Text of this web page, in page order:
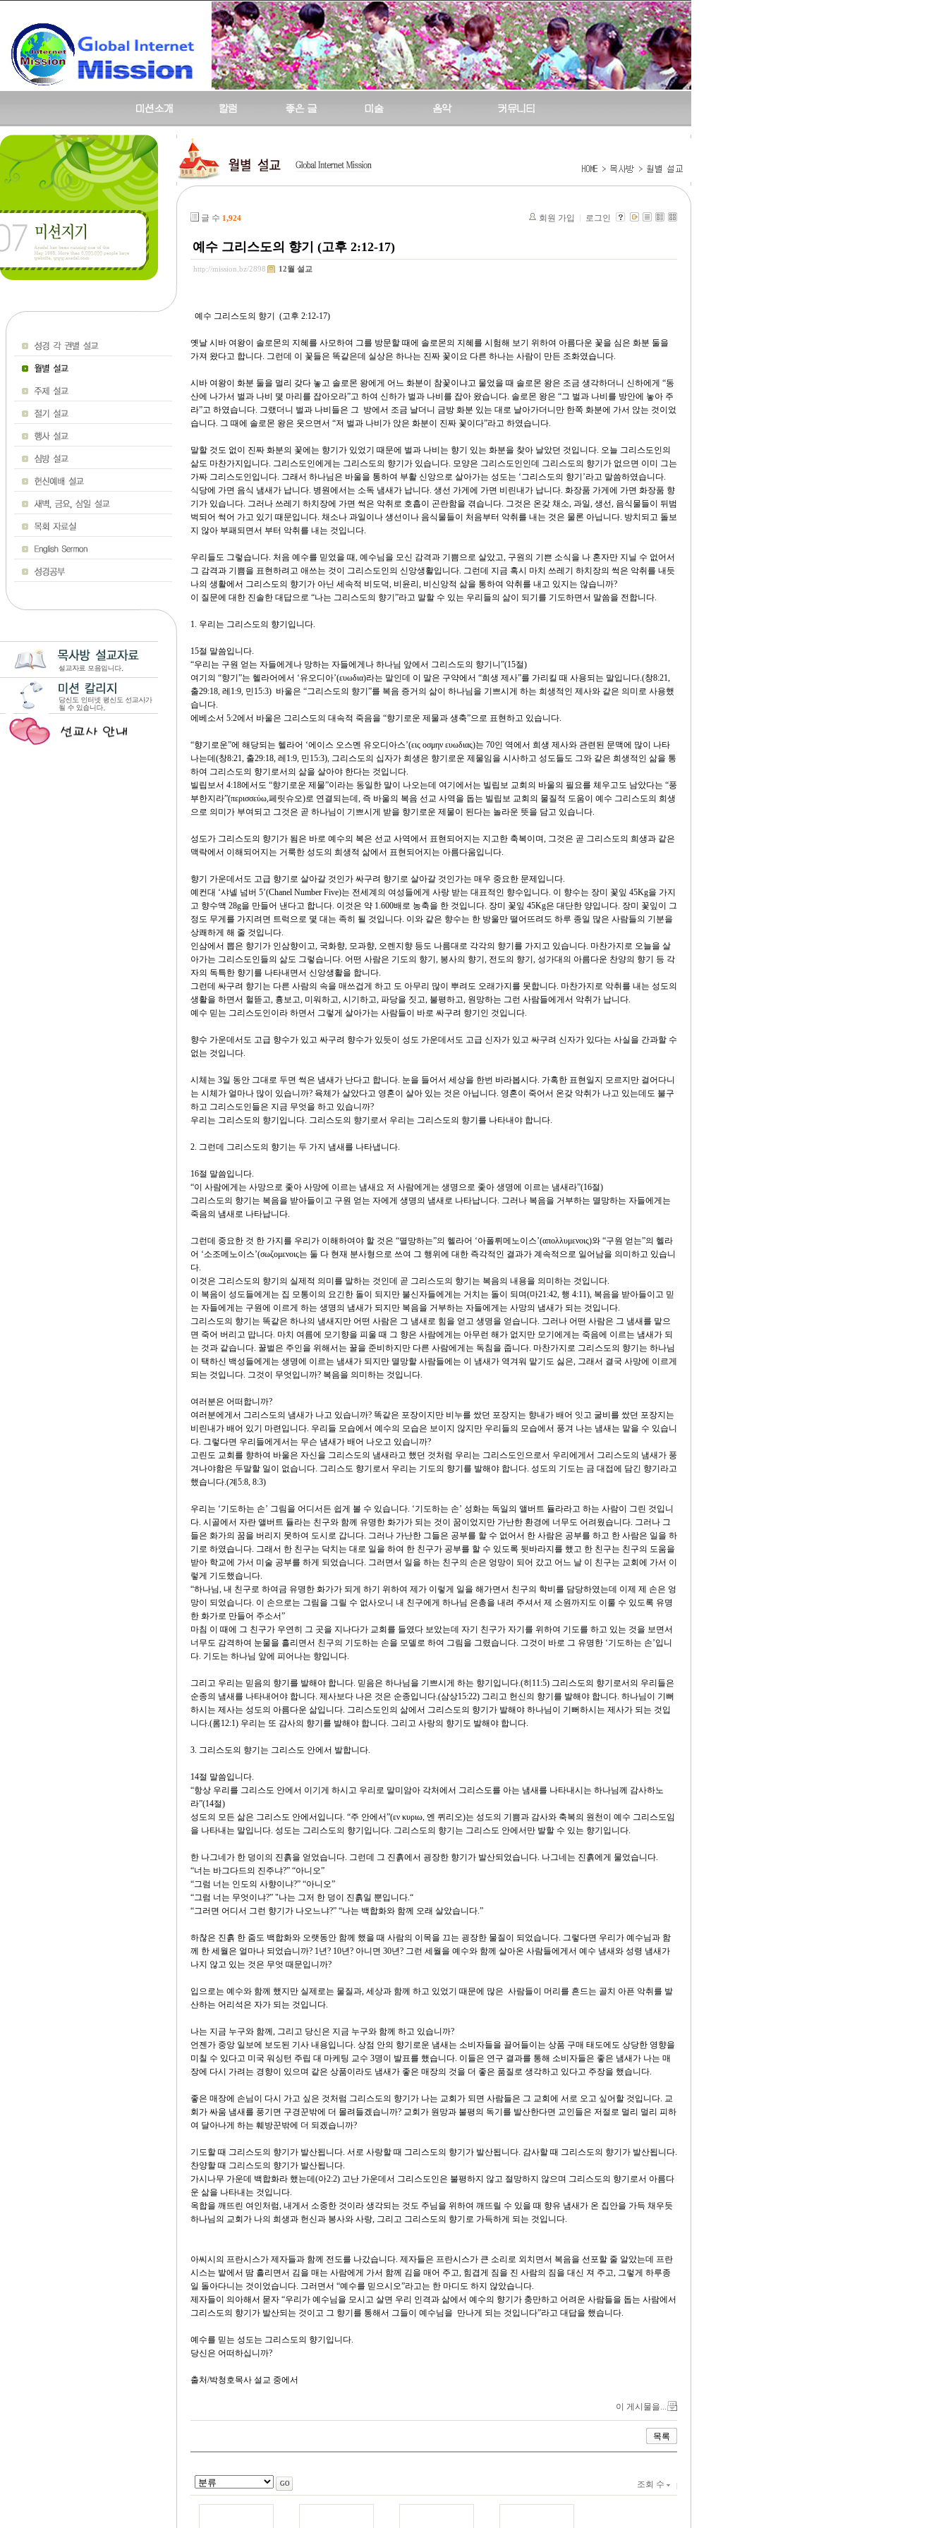
글 수 1,924 회원 가입 로그인
예수 그리스도의 향기 (고후 2:12-17)
http://mission.bz/2898 12월 설교
예수 그리스도의 향기 (고후 2:12-17)
옛날 시바 여왕이 솔로몬의 지혜를 사모하여 그를 방문할 때에 솔로몬의 지혜를 시험해 보기 위하여 아름다운 꽃을 심은 화분 둘을
가져 왔다고 합니다. 그런데 이 꽃들은 똑같은데 실상은 하나는 진짜 꽃이요 다른 하나는 사람이 만든 조화였습니다.
시바 여왕이 화분 둘을 멀리 갖다 놓고 솔로몬 왕에게 어느 화분이 참꽃이냐고 물었을 때 솔로몬 왕은 조금 생각하더니 신하에게 “동
산에 나가서 벌과 나비 몇 마리를 잡아오라”고 하여 신하가 벌과 나비를 잡아 왔습니다. 솔로몬 왕은 “그 벌과 나비를 방안에 놓아 주
라”고 하였습니다. 그랬더니 벌과 나비들은 그 방에서 조금 날더니 금방 화분 있는 대로 날아가더니만 한쪽 화분에 가서 앉는 것이었
습니다. 그 때에 솔로몬 왕은 웃으면서 “저 벌과 나비가 앉은 화분이 진짜 꽃이다”라고 하였습니다.
말할 것도 없이 진짜 화분의 꽃에는 향기가 있었기 때문에 벌과 나비는 향기 있는 화분을 찾아 날았던 것입니다. 오늘 그리스도인의
삶도 마찬가지입니다. 그리스도인에게는 그리스도의 향기가 있습니다. 모양은 그리스도인인데 그리스도의 향기가 없으면 이미 그는
가짜 그리스도인입니다. 그래서 하나님은 바울을 통하여 부활 신앙으로 살아가는 성도는 ‘그리스도의 향기’라고 말씀하였습니다.
식당에 가면 음식 냄새가 납니다. 병원에서는 소독 냄새가 납니다. 생선 가게에 가면 비린내가 납니다. 화장품 가게에 가면 화장품 향
기가 있습니다. 그러나 쓰레기 하치장에 가면 썩은 악취로 호흡이 곤란함을 겪습니다. 그것은 온갖 채소, 과일, 생선, 음식물들이 뒤범
벅되어 썩어 가고 있기 때문입니다. 채소나 과일이나 생선이나 음식물들이 처음부터 악취를 내는 것은 물론 아닙니다. 방치되고 돌보
지 않아 부패되면서 부터 악취를 내는 것입니다.
우리들도 그렇습니다. 처음 예수를 믿었을 때, 예수님을 모신 감격과 기쁨으로 살았고, 구원의 기쁜 소식을 나 혼자만 지닐 수 없어서
그 감격과 기쁨을 표현하려고 애쓰는 것이 그리스도인의 신앙생활입니다. 그런데 지금 혹시 마치 쓰레기 하치장의 썩은 악취를 내듯
나의 생활에서 그리스도의 향기가 아닌 세속적 비도덕, 비윤리, 비신앙적 삶을 통하여 악취를 내고 있지는 않습니까?
이 질문에 대한 진솔한 대답으로 “나는 그리스도의 향기”라고 말할 수 있는 우리들의 삶이 되기를 기도하면서 말씀을 전합니다.
1. 우리는 그리스도의 향기입니다.
15절 말씀입니다.
“우리는 구원 얻는 자들에게나 망하는 자들에게나 하나님 앞에서 그리스도의 향기니”(15절)
여기의 “향기”는 헬라어에서 ‘유오디아’(ευωδια)라는 말인데 이 말은 구약에서 “희생 제사”를 가리킬 때 사용되는 말입니다.(창8:21,
출29:18, 레1:9, 민15:3) 바울은 “그리스도의 향기”를 복음 증거의 삶이 하나님을 기쁘시게 하는 희생적인 제사와 같은 의미로 사용했
습니다.
에베소서 5:2에서 바울은 그리스도의 대속적 죽음을 “향기로운 제물과 생축”으로 표현하고 있습니다.
“향기로운”에 해당되는 헬라어 ‘에이스 오스멘 유오디아스’(εις οσμην ευωδιας)는 70인 역에서 희생 제사와 관련된 문맥에 많이 나타
나는데(창8:21, 출29:18, 레1:9, 민15:3), 그리스도의 십자가 희생은 향기로운 제물임을 시사하고 성도들도 그와 같은 희생적인 삶을 통
하여 그리스도의 향기로서의 삶을 살아야 한다는 것입니다.
빌립보서 4:18에서도 “향기로운 제물”이라는 동일한 말이 나오는데 여기에서는 빌립보 교회의 바울의 필요를 체우고도 남았다는 “풍
부한지라”(περισσεύω,페릿슈오)로 연결되는데, 즉 바울의 복음 선교 사역을 돕는 빌립보 교회의 물질적 도움이 예수 그리스도의 희생
으로 의미가 부여되고 그것은 곧 하나님이 기쁘시게 받을 향기로운 제물이 된다는 놀라운 뜻을 담고 있습니다.
성도가 그리스도의 향기가 됨은 바로 예수의 복은 선교 사역에서 표현되어지는 지고한 축복이며, 그것은 곧 그리스도의 희생과 같은
맥락에서 이해되어지는 거룩한 성도의 희생적 삶에서 표현되어지는 아름다움입니다.
향기 가운데서도 고급 향기로 살아갈 것인가 싸구려 향기로 살아갈 것인가는 매우 중요한 문제입니다.
예컨대 ‘샤넬 넘버 5’(Chanel Number Five)는 전세계의 여성들에게 사랑 받는 대표적인 향수입니다. 이 향수는 장미 꽃잎 45Kg을 가지
고 향수액 28g을 만들어 낸다고 합니다. 이것은 약 1.600배로 농축을 한 것입니다. 장미 꽃잎 45Kg은 대단한 양입니다. 장미 꽃잎이 그
정도 무게를 가지려면 트럭으로 몇 대는 족히 될 것입니다. 이와 같은 향수는 한 방울만 떨어뜨려도 하루 종일 많은 사람들의 기분을
상쾌하게 해 줄 것입니다.
인삼에서 뽑은 향기가 인삼향이고, 국화향, 모과향, 오렌지향 등도 나름대로 각각의 향기를 가지고 있습니다. 마찬가지로 오늘을 살
아가는 그리스도인들의 삶도 그렇습니다. 어떤 사람은 기도의 향기, 봉사의 향기, 전도의 향기, 성가대의 아름다운 찬양의 향기 등 각
자의 독특한 향기를 나타내면서 신앙생활을 합니다.
그런데 싸구려 향기는 다른 사람의 속을 매쓰겁게 하고 도 아무리 많이 뿌려도 오래가지를 못합니다. 마찬가지로 악취를 내는 성도의
생활을 하면서 헐뜯고, 흉보고, 미워하고, 시기하고, 파당을 짓고, 불평하고, 원망하는 그런 사람들에게서 악취가 납니다.
예수 믿는 그리스도인이라 하면서 그렇게 살아가는 사람들이 바로 싸구려 향기인 것입니다.
향수 가운데서도 고급 향수가 있고 싸구려 향수가 있듯이 성도 가운데서도 고급 신자가 있고 싸구려 신자가 있다는 사실을 간과할 수
없는 것입니다.
시체는 3일 동안 그대로 두면 썩은 냄새가 난다고 합니다. 눈을 들어서 세상을 한번 바라봅시다. 가혹한 표현일지 모르지만 걸어다니
는 시체가 얼마나 많이 있습니까? 육체가 살았다고 영혼이 살아 있는 것은 아닙니다. 영혼이 죽어서 온갖 악취가 나고 있는데도 불구
하고 그리스도인들은 지금 무엇을 하고 있습니까?
우리는 그리스도의 향기입니다. 그리스도의 향기로서 우리는 그리스도의 향기를 나타내야 합니다.
2. 그런데 그리스도의 향기는 두 가지 냄새를 나타냅니다.
16절 말씀입니다.
“이 사람에게는 사망으로 좇아 사망에 이르는 냄새요 저 사람에게는 생명으로 좇아 생명에 이르는 냄새라”(16절)
그리스도의 향기는 복음을 받아들이고 구원 얻는 자에게 생명의 냄새로 나타납니다. 그러나 복음을 거부하는 멸망하는 자들에게는
죽음의 냄새로 나타납니다.
그런데 중요한 것 한 가지를 우리가 이해하여야 할 것은 “멸망하는”의 헬라어 ‘아폴뤼메노이스’(απολλυμενοις)와 “구원 얻는”의 헬라
어 ‘소조메노이스’(σωζομενοις는 둘 다 현재 분사형으로 쓰여 그 행위에 대한 즉각적인 결과가 계속적으로 일어남을 의미하고 있습니
다.
이것은 그리스도의 향기의 실제적 의미를 말하는 것인데 곧 그리스도의 향기는 복음의 내용을 의미하는 것입니다.
이 복음이 성도들에게는 집 모통이의 요긴한 돌이 되지만 불신자들에게는 거치는 돌이 되며(마21:42, 행 4:11), 복음을 받아들이고 믿
는 자들에게는 구원에 이르게 하는 생명의 냄새가 되지만 복음을 거부하는 자들에게는 사망의 냄새가 되는 것입니다.
그리스도의 향기는 똑같은 하나의 냄새지만 어떤 사람은 그 냄새로 힘을 얻고 생명을 얻습니다. 그러나 어떤 사람은 그 냄새를 맡으
면 죽어 버리고 맙니다. 마치 여름에 모기향을 피울 때 그 향은 사람에게는 아무런 해가 없지만 모기에게는 죽음에 이르는 냄새가 되
는 것과 같습니다. 꿀벌은 주인을 위해서는 꿀을 준비하지만 다른 사람에게는 독침을 줍니다. 마찬가지로 그리스도의 향기는 하나님
이 택하신 백성들에게는 생명에 이르는 냄새가 되지만 멸망할 사람들에는 이 냄새가 역겨워 맡기도 싫은, 그래서 결국 사망에 이르게
되는 것입니다. 그것이 무엇입니까? 복음을 의미하는 것입니다.
여러분은 어떠합니까?
여러분에게서 그리스도의 냄새가 나고 있습니까? 똑같은 포장이지만 비누를 쌌던 포장지는 향내가 배어 잇고 굴비를 쌌던 포장지는
비린내가 배어 있기 마련입니다. 우리들 모습에서 예수의 모습은 보이지 않지만 우리들의 모습에서 풍겨 나는 냄새는 맡을 수 있습니
다. 그렇다면 우리들에게서는 무슨 냄새가 배어 나오고 있습니까?
고린도 교회를 향하여 바울은 자신을 그리스도의 냄새라고 했던 것처럼 우리는 그리스도인으로서 우리에게서 그리스도의 냄새가 풍
겨나야함은 두말할 일이 없습니다. 그리스도 향기로서 우리는 기도의 향기를 발해야 합니다. 성도의 기도는 금 대접에 담긴 향기라고
했습니다.(계5:8, 8:3)
우리는 ‘기도하는 손’ 그림을 어디서든 쉽게 볼 수 있습니다. ‘기도하는 손’ 성화는 독일의 앨버트 듈라라고 하는 사람이 그린 것입니
다. 시골에서 자란 앨버트 듈라는 친구와 함께 유명한 화가가 되는 것이 꿈이었지만 가난한 환경에 너무도 어려웠습니다. 그러나 그
들은 화가의 꿈을 버리지 못하여 도시로 갑니다. 그러나 가난한 그들은 공부를 할 수 없어서 한 사람은 공부를 하고 한 사람은 일을 하
기로 하였습니다. 그래서 한 친구는 닥치는 대로 일을 하여 한 친구가 공부를 할 수 있도록 뒷바라지를 했고 한 친구는 친구의 도움을
받아 학교에 가서 미술 공부를 하게 되었습니다. 그러면서 일을 하는 친구의 손은 엉망이 되어 갔고 어느 날 이 친구는 교회에 가서 이
렇게 기도했습니다.
“하나님, 내 친구로 하여금 유명한 화가가 되게 하기 위하여 제가 이렇게 일을 해가면서 친구의 학비를 담당하였는데 이제 제 손은 엉
망이 되었습니다. 이 손으로는 그림을 그릴 수 없사오니 내 친구에게 하나님 은총을 내려 주셔서 제 소원까지도 이룰 수 있도록 유명
한 화가로 만들어 주소서”
마침 이 때에 그 친구가 우연히 그 곳을 지나다가 교회를 들였다 보았는데 자기 친구가 자기를 위하여 기도를 하고 있는 것을 보면서
너무도 감격하여 눈물을 흘리면서 친구의 기도하는 손을 모델로 하여 그림을 그렸습니다. 그것이 바로 그 유명한 ‘기도하는 손’입니
다. 기도는 하나님 앞에 피어나는 향입니다.
그리고 우리는 믿음의 향기를 발해야 합니다. 믿음은 하나님을 기쁘시게 하는 향기입니다.(히11:5) 그리스도의 향기로서의 우리들은
순종의 냄새를 나타내어야 합니다. 제사보다 나은 것은 순종입니다.(삼상15:22) 그리고 헌신의 향기를 발해야 합니다. 하나님이 기뻐
하시는 제사는 성도의 아름다운 삶입니다. 그리스도인의 삶에서 그리스도의 향기가 발해야 하나님이 기뻐하시는 제사가 되는 것입
니다.(롬12:1) 우리는 또 감사의 향기를 발해야 합니다. 그리고 사랑의 향기도 발해야 합니다.
3. 그리스도의 향기는 그리스도 안에서 발합니다.
14절 말씀입니다.
“항상 우리를 그리스도 안에서 이기게 하시고 우리로 말미암아 각처에서 그리스도를 아는 냄새를 나타내시는 하나님께 감사하노
라”(14절)
성도의 모든 삶은 그리스도 안에서입니다. “주 안에서”(εν κυριω, 엔 퀴리오)는 성도의 기쁨과 감사와 축복의 원천이 예수 그리스도임
을 나타내는 말입니다. 성도는 그리스도의 향기입니다. 그리스도의 향기는 그리스도 안에서만 발할 수 있는 향기입니다.
한 나그네가 한 덩이의 진흙을 얻었습니다. 그런데 그 진흙에서 굉장한 향기가 발산되었습니다. 나그네는 진흙에게 물었습니다.
“너는 바그다드의 진주냐?” “아니오”
“그럼 너는 인도의 사향이냐?” “아니오”
“그럼 너는 무엇이냐?” "나는 그저 한 덩이 진흙일 뿐입니다.“
“그러면 어디서 그런 향기가 나오느냐?” “나는 백합화와 함께 오래 살았습니다.”
하찮은 진흙 한 줌도 백합화와 오랫동안 함께 했을 때 사람의 이목을 끄는 굉장한 물질이 되었습니다. 그렇다면 우리가 예수님과 함
께 한 세월은 얼마나 되었습니까? 1년? 10년? 아니면 30년? 그런 세월을 예수와 함께 살아온 사람들에게서 예수 냄새와 성령 냄새가
나지 않고 있는 것은 무엇 때문입니까?
입으로는 예수와 함께 했지만 실제로는 물질과, 세상과 함께 하고 있었기 때문에 많은 사람들이 머리를 흔드는 골치 아픈 악취를 발
산하는 어리석은 자가 되는 것입니다.
나는 지금 누구와 함께, 그리고 당신은 지금 누구와 함께 하고 있습니까?
언젠가 중앙 일보에 보도된 기사 내용입니다. 상점 안의 향기로운 냄새는 소비자들을 끌어들이는 상품 구매 태도에도 상당한 영향을
미칠 수 있다고 미국 워싱턴 주립 대 마케팅 교수 3명이 발표를 했습니다. 이들은 연구 결과를 통해 소비자들은 좋은 냄새가 나는 매
장에 다시 가려는 경향이 있으며 같은 상품이라도 냄새가 좋은 매장의 것을 더 좋은 품질로 생각하고 있다고 주장을 했습니다.
좋은 매장에 손님이 다시 가고 싶은 것처럼 그리스도의 향기가 나는 교회가 되면 사람들은 그 교회에 서로 오고 싶어할 것입니다. 교
회가 싸움 냄새를 풍기면 구경꾼밖에 더 몰려들겠습니까? 교회가 원망과 불평의 독기를 발산한다면 교인들은 저절로 멀리 멀리 피하
여 달아나게 하는 훼방꾼밖에 더 되겠습니까?
기도할 때 그리스도의 향기가 발산됩니다. 서로 사랑할 때 그리스도의 향기가 발산됩니다. 감사할 때 그리스도의 향기가 발산됩니다.
찬양할 때 그리스도의 향기가 발산됩니다.
가시나무 가운데 백합화라 했는데(아2:2) 고난 가운데서 그리스도인은 불평하지 않고 절망하지 않으며 그리스도의 향기로서 아름다
운 삶을 나타내는 것입니다.
옥합을 깨뜨린 여인처럼, 내게서 소중한 것이라 생각되는 것도 주님을 위하여 깨뜨릴 수 있을 때 향유 냄새가 온 집안을 가득 채우듯
하나님의 교회가 나의 희생과 헌신과 봉사와 사랑, 그리고 그리스도의 향기로 가득하게 되는 것입니다.
아씨시의 프란시스가 제자들과 함께 전도를 나갔습니다. 제자들은 프란시스가 큰 소리로 외치면서 복음을 선포할 줄 알았는데 프란
시스는 밭에서 땀 흘리면서 김을 매는 사람에게 가서 함께 김을 매어 주고, 힘겹게 짐을 진 사람의 짐을 대신 져 주고, 그렇게 하루종
일 돌아다니는 것이었습니다. 그러면서 “예수를 믿으시오”라고는 한 마디도 하지 않았습니다.
제자들이 의아해서 묻자 “우리가 예수님을 모시고 살면 우리 인격과 삶에서 예수의 향기가 충만하고 어려운 사람들을 돕는 사람에서
그리스도의 향기가 발산되는 것이고 그 향기를 통해서 그들이 예수님을 만나게 되는 것입니다”라고 대답을 했습니다.
예수를 믿는 성도는 그리스도의 향기입니다.
당신은 어떠하십니까?
출처/박청호목사 설교 중에서
이 게시물을...
목록
조회 수